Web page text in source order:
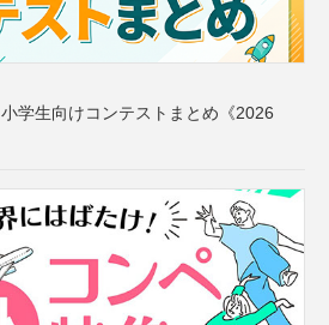
学生向けコンテストまとめ《2026